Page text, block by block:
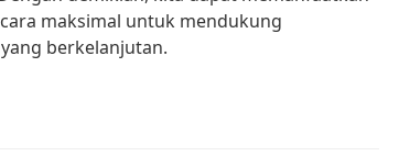
maksimal untuk mendukung
berkelanjutan.